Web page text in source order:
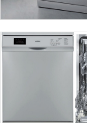
2. Máy làm rau
nghệ bơm tưới
không làm ảnh
3. Máy làm rau